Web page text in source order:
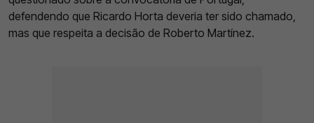
defendendo que Ricardo Horta deveria ter sido chamado,
mas que respeita a decisão de Roberto Martínez.